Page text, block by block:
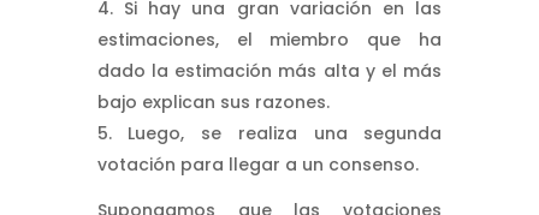
Si hay una gran variación en las
estimaciones, el miembro que ha
dado la estimación más alta y el más
bajo explican sus razones.
Luego, se realiza una segunda
votación para llegar a un consenso.
Supongamos que las votaciones